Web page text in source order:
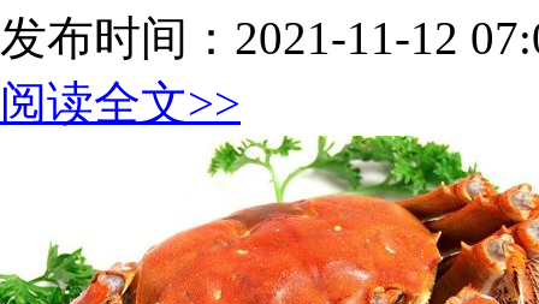
发布时间：2021-11-12
阅读全文>>